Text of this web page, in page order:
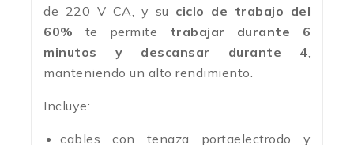
de 220 V CA, y su ciclo de trabajo del
60% te permite trabajar durante 6
minutos y descansar durante 4,
manteniendo un alto rendimiento.
Incluye:
cables con tenaza portaelectrodo y